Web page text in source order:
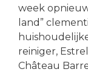
week
land”
reiniger,
Château